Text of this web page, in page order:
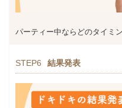
パーティー中ならどのタイミ
STEP6 結果発表